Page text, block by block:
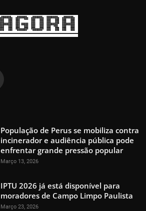
População de Perus se mobiliza contra
incinerador e audiência pública pode
enfrentar grande pressão popular
Março 13, 2026
IPTU 2026 já está disponível para
moradores de Campo Limpo Paulista
Março 23, 2026